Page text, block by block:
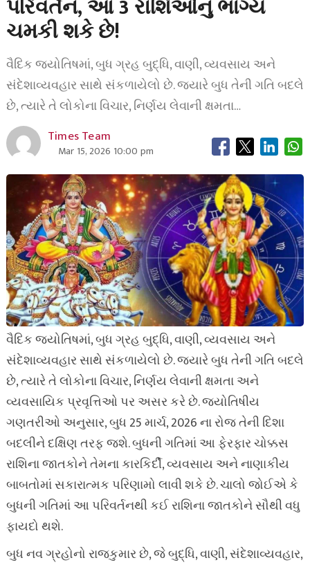
પરિવર્તન, આ 3 રાશિઓનું ભાગ્ય
ચમકી શકે છે!
વૈદિક જ્યોતિષમાં, બુધ ગ્રહ બુદ્ધિ, વાણી, વ્યવસાય અને
સંદેશાવ્યવહાર સાથે સંકળાયેલો છે. જ્યારે બુધ તેની ગતિ બદલે
છે, ત્યારે તે લોકોના વિચાર, નિર્ણય લેવાની ક્ષમતા…
Times Team
Mar 15, 2026 10:00 pm
વૈદિક જ્યોતિષમાં, બુધ ગ્રહ બુદ્ધિ, વાણી, વ્યવસાય અને
સંદેશાવ્યવહાર સાથે સંકળાયેલો છે. જ્યારે બુધ તેની ગતિ બદલે
છે, ત્યારે તે લોકોના વિચાર, નિર્ણય લેવાની ક્ષમતા અને
વ્યવસાયિક પ્રવૃત્તિઓ પર અસર કરે છે. જ્યોતિષીય
ગણતરીઓ અનુસાર, બુધ 25 માર્ચ, 2026 ના રોજ તેની દિશા
બદલીને દક્ષિણ તરફ જશે. બુધની ગતિમાં આ ફેરફાર ચોક્કસ
રાશિના જાતકોને તેમના કારકિર્દી, વ્યવસાય અને નાણાકીય
બાબતોમાં સકારાત્મક પરિણામો લાવી શકે છે. ચાલો જોઈએ કે
બુધની ગતિમાં આ પરિવર્તનથી કઈ રાશિના જાતકોને સૌથી વધુ
ફાયદો થશે.
બુધ નવ ગ્રહોનો રાજકુમાર છે, જે બુદ્ધિ, વાણી, સંદેશાવ્યવહાર,